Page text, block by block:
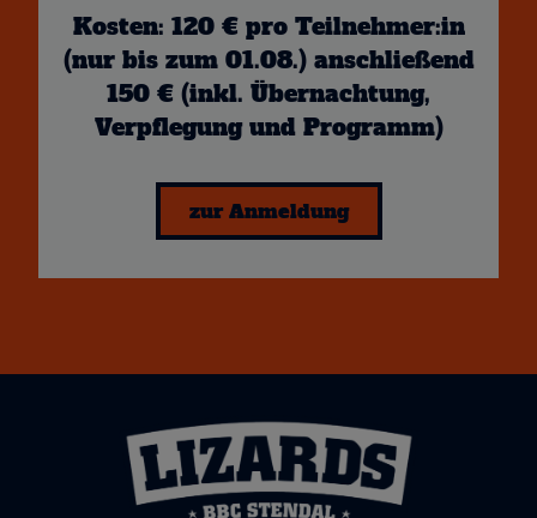
Kosten: 120 € pro Teilnehmer:in
(nur bis zum 01.08.) anschließend
150 € (inkl. Übernachtung,
Verpflegung und Programm)
zur Anmeldung